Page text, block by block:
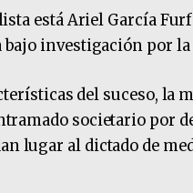
está Ariel García
bajo investigación por
del suceso, la
societario por
lugar al dictado de